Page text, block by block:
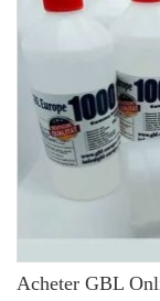
Acheter GBL